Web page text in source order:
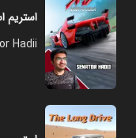
استریم
Hadii